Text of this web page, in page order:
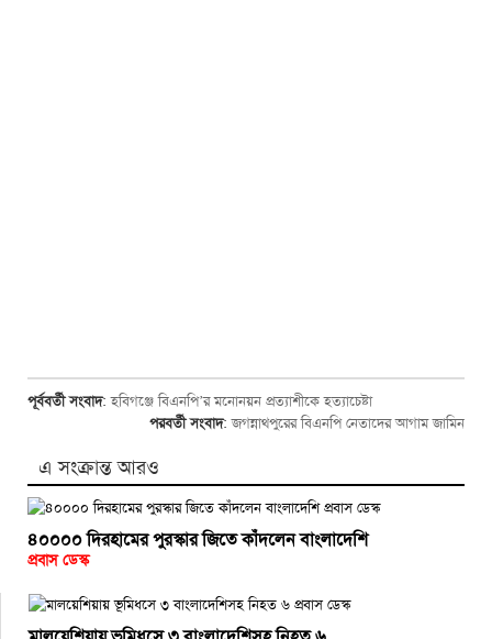
পূর্ববর্তী সংবাদ:হবিগঞ্জে বিএনপি’র মনোনয়ন প্রত্যাশীকে হত্যাচেষ্টা
পরবর্তী সংবাদ:জগন্নাথপুরের বিএনপি নেতাদের আগাম জামিন
এ সংক্রান্ত আরও
৪০০০০ দিরহামের পুরস্কার জিতে কাঁদলেন বাংলাদেশি
প্রবাস ডেস্ক